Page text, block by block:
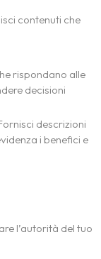
contenuti che
rispondano alle
decisioni
descrizioni
i benefici e
l’autorità del tuo